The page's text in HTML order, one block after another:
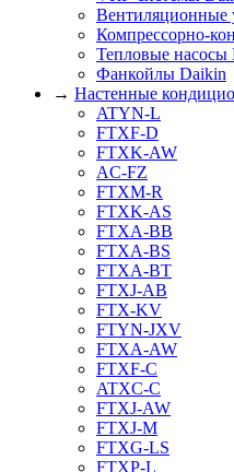
Вентиляционные
Компрессорно-
Тепловые насосы
Фанкойлы Daikin
→ Настенные
ATYN-L
FTXF-D
FTXK-AW
AC-FZ
FTXM-R
FTXK-AS
FTXA-BB
FTXA-BS
FTXA-BT
FTXJ-AB
FTX-KV
FTYN-JXV
FTXA-AW
FTXF-C
ATXC-C
FTXJ-AW
FTXJ-M
FTXG-LS
FTXP-L